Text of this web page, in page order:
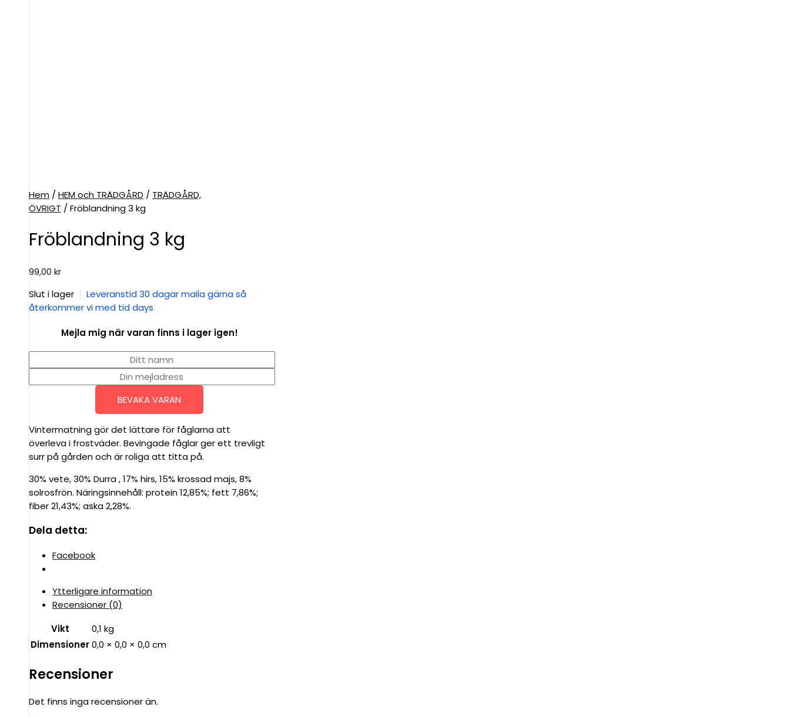
Hem / HEM och TRÄDGÅRD / TRÄDGÅRD,
ÖVRIGT / Fröblandning 3 kg
Fröblandning 3 kg
99,00 kr
Slut i lager | Leveranstid 30 dagar maila gärna så
återkommer vi med tid days
Mejla mig när varan finns i lager igen!
BEVAKA VARAN
Vintermatning gör det lättare för fåglarna att
överleva i frostväder. Bevingade fåglar ger ett trevligt
surr på gården och är roliga att titta på.
30% vete, 30% Durra , 17% hirs, 15% krossad majs, 8%
solrosfrön. Näringsinnehåll: protein 12,85%; fett 7,86%;
fiber 21,43%; aska 2,28%.
Dela detta:
Facebook
Ytterligare information
Recensioner (0)
Vikt
0,1 kg
Dimensioner0,0 × 0,0 × 0,0 cm
Recensioner
Det finns inga recensioner än.